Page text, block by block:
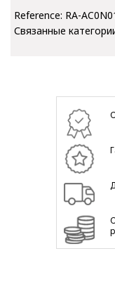
Reference: RA-
Связанные